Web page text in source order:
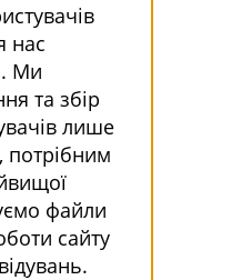
нас
Ми
та збір
лише
потрібним
файли
сайту